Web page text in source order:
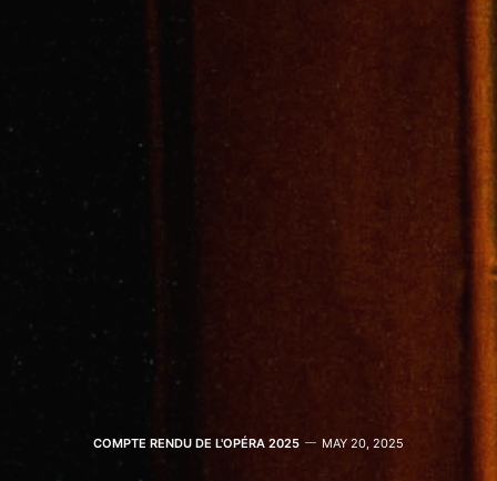
COMPTE RENDU DE L'OPÉRA 2025 MAY 20, 2025